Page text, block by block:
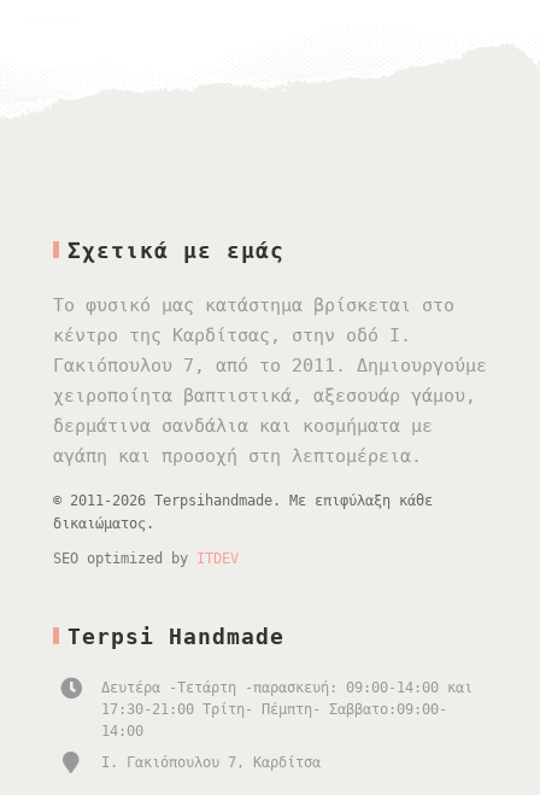
Σχετικά με εμάς
Το φυσικό μας κατάστημα βρίσκεται στο
κέντρο της Καρδίτσας, στην οδό Ι.
Γακιόπουλου 7, από το 2011. Δημιουργούμε
χειροποίητα βαπτιστικά, αξεσουάρ γάμου,
δερμάτινα σανδάλια και κοσμήματα με
αγάπη και προσοχή στη λεπτομέρεια.
© 2011-2026 Terpsihandmade. Με επιφύλαξη κάθε
δικαιώματος.
SEO optimized by ITDEV
Terpsi Handmade
Δευτέρα -Τετάρτη -παρασκευή: 09:00-14:00 και
17:30-21:00 Τρίτη- Πέμπτη- Σαββατο:09:00-
14:00
Ι. Γακιόπουλου 7, Καρδίτσα